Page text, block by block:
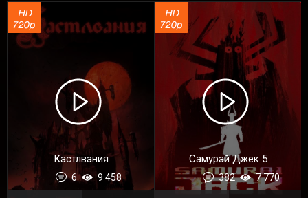
Кастлвания
6 9 458
Самурай Джек 5
382 7 770